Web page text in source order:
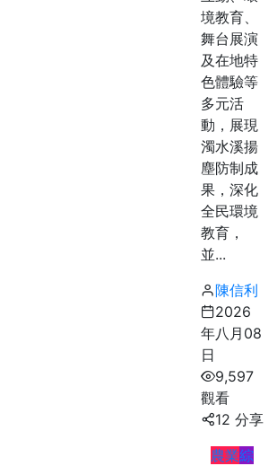
境教育、
舞台展演
及在地特
色體驗等
多元活
動，展現
濁水溪揚
塵防制成
果，深化
全民環境
教育，
並...
陳信利
2026
年八月08
日
9,597
觀看
12 分享
農業綜